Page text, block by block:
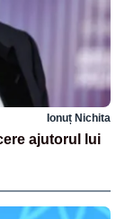
Ionuț Nichita
ajutorul lui